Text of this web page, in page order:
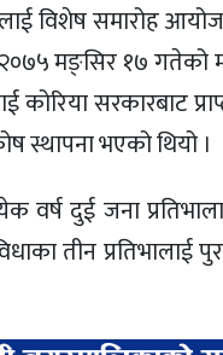
विशेष समारोह
मङ्सिर १७ गतेको
कोरिया सरकारबाट
स्थापना भएको थियो ।
वर्ष दुई जना
तीन प्रतिभालाई